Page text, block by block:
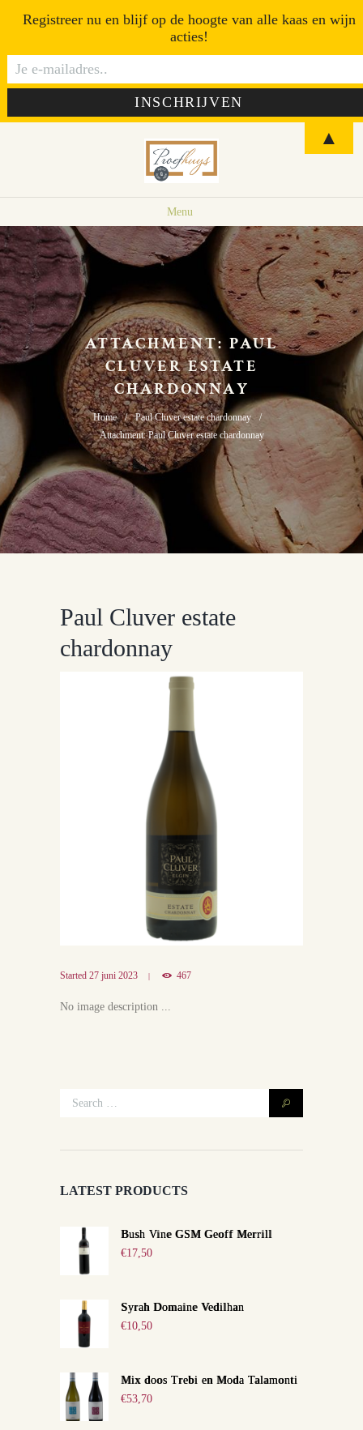
Menu
ATTACHMENT: PAUL
CLUVER ESTATE
CHARDONNAY
Home
Paul Cluver estate chardonnay
Attachment: Paul Cluver estate chardonnay
Paul Cluver estate
chardonnay
Started 27 juni 2023 467
No image description ...
LATEST PRODUCTS
Bush Vine GSM Geoff Merrill
€17,50
Syrah Domaine Vedilhan
€10,50
Mix doos Trebi en Moda Talamonti
€53,70
Registreer nu en blijf op de hoogte van alle kaas en wijn
acties!
▲